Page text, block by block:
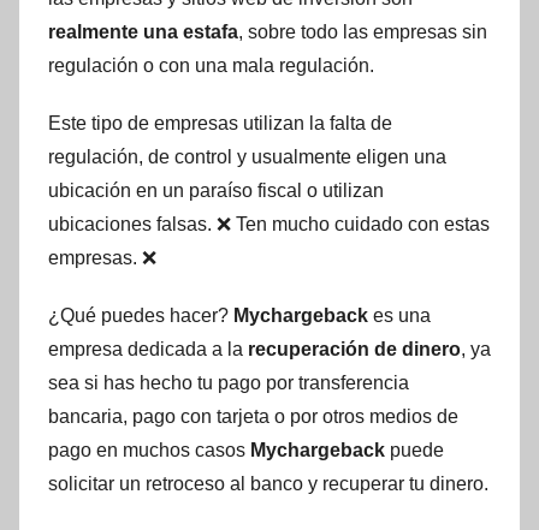
realmente una estafa, sobre todo las empresas sin
regulación o con una mala regulación.
Este tipo de empresas utilizan la falta de
regulación, de control y usualmente eligen una
ubicación en un paraíso fiscal o utilizan
ubicaciones falsas. ❌ Ten mucho cuidado con estas
empresas. ❌
¿Qué puedes hacer? Mychargeback es una
empresa dedicada a la recuperación de dinero, ya
sea si has hecho tu pago por transferencia
bancaria, pago con tarjeta o por otros medios de
pago en muchos casos Mychargeback puede
solicitar un retroceso al banco y recuperar tu dinero.